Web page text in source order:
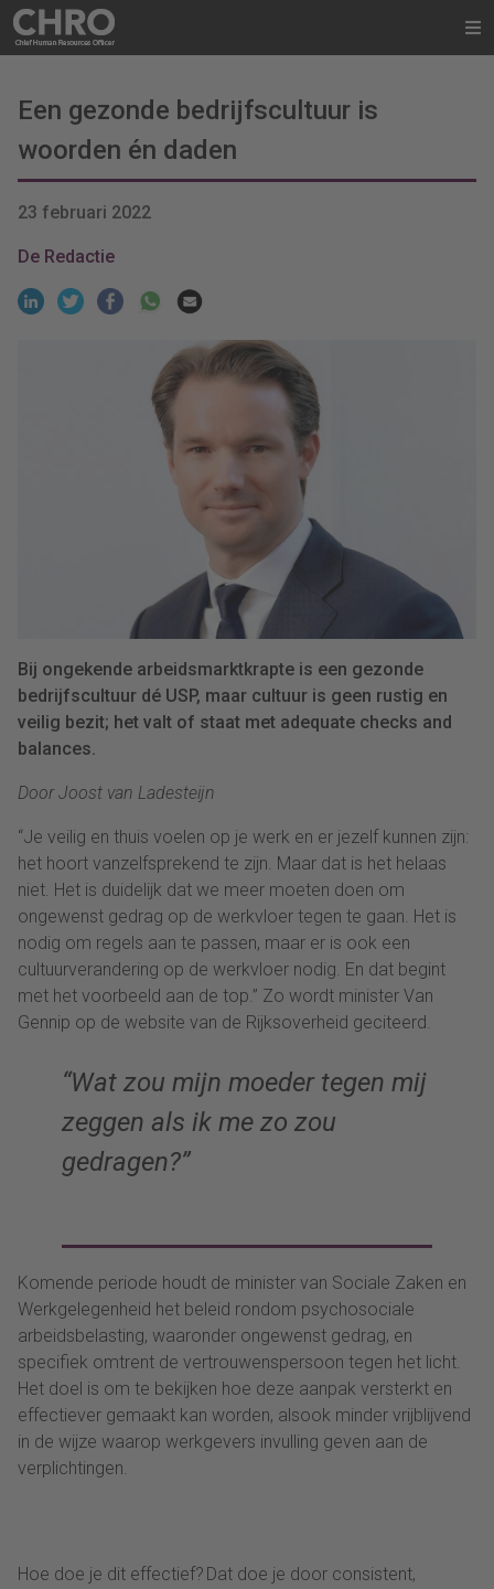
Een gezonde bedrijfscultuur is
woorden én daden
23 februari 2022
De Redactie
Bij ongekende arbeidsmarktkrapte is een gezonde
bedrijfscultuur dé USP, maar cultuur is geen rustig en
veilig bezit; het valt of staat met adequate checks and
balances.
Door Joost van Ladesteijn
“Je veilig en thuis voelen op je werk en er jezelf kunnen zijn:
het hoort vanzelfsprekend te zijn. Maar dat is het helaas
niet. Het is duidelijk dat we meer moeten doen om
ongewenst gedrag op de werkvloer tegen te gaan. Het is
nodig om regels aan te passen, maar er is ook een
cultuurverandering op de werkvloer nodig. En dat begint
met het voorbeeld aan de top.” Zo wordt minister Van
Gennip op de website van de Rijksoverheid geciteerd.
“Wat zou mijn moeder tegen mij
zeggen als ik me zo zou
gedragen?”
Komende periode houdt de minister van Sociale Zaken en
Werkgelegenheid het beleid rondom psychosociale
arbeidsbelasting, waaronder ongewenst gedrag, en
specifiek omtrent de vertrouwenspersoon tegen het licht.
Het doel is om te bekijken hoe deze aanpak versterkt en
effectiever gemaakt kan worden, alsook minder vrijblijvend
in de wijze waarop werkgevers invulling geven aan de
verplichtingen.
Hoe doe je dit effectief? Dat doe je door consistent,